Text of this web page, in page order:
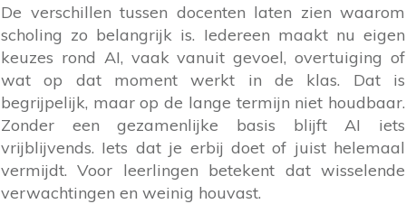
De verschillen tussen docenten laten zien waarom
scholing zo belangrijk is. Iedereen maakt nu eigen
keuzes rond AI, vaak vanuit gevoel, overtuiging of
wat op dat moment werkt in de klas. Dat is
begrijpelijk, maar op de lange termijn niet houdbaar.
Zonder een gezamenlijke basis blijft AI iets
vrijblijvends. Iets dat je erbij doet of juist helemaal
vermijdt. Voor leerlingen betekent dat wisselende
verwachtingen en weinig houvast.